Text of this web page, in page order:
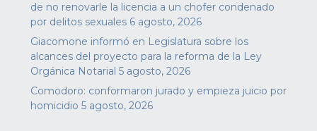
de no renovarle la licencia a un chofer condenado
por delitos sexuales 6 agosto, 2026
Giacomone informó en Legislatura sobre los
alcances del proyecto para la reforma de la Ley
Orgánica Notarial 5 agosto, 2026
Comodoro: conformaron jurado y empieza juicio por
homicidio 5 agosto, 2026